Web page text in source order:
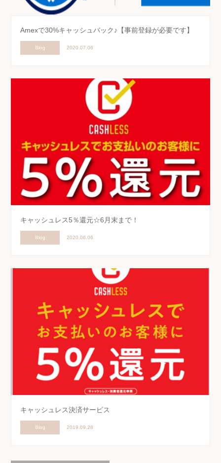
Amexで30%キャッシュバック♪【事前登録が必要です】
Blog 2020.07.06
キャッシュレス5％還元☆6月末まで！
Blog 2020.06.06
キャッシュレス決済サービス
Blog 2019.09.28